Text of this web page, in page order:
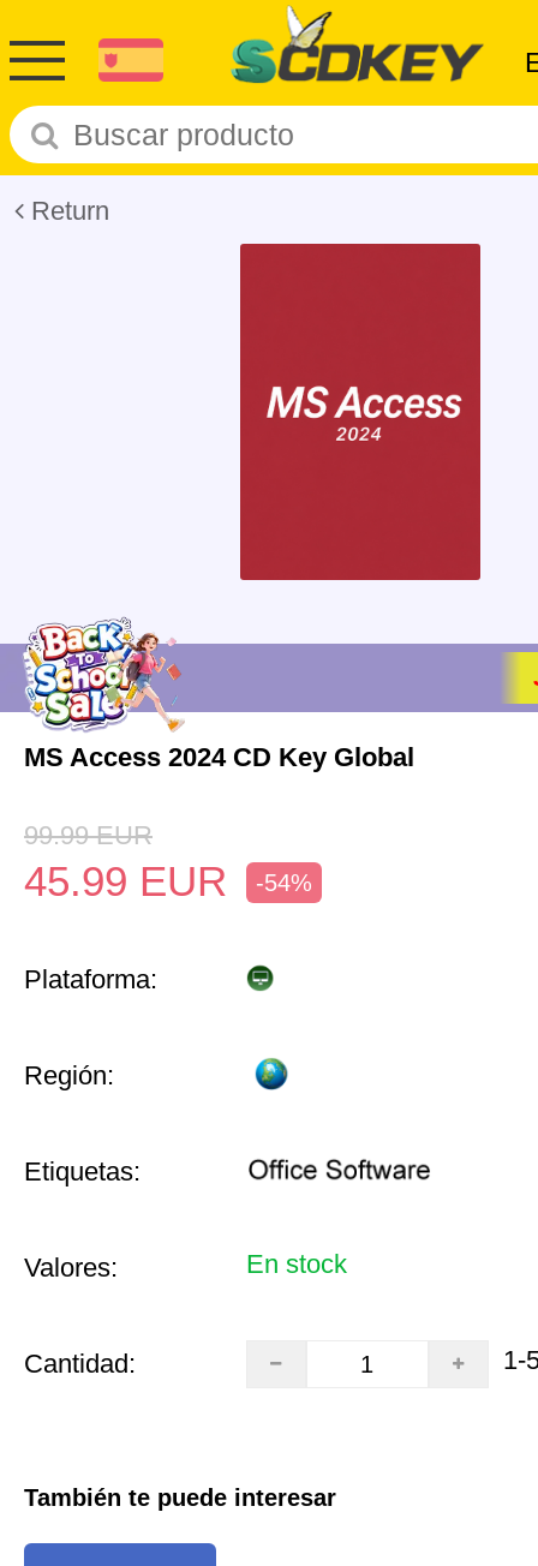
Return
MS Access 2024 CD Key Global
99.99 EUR
45.99 EUR -54%
Plataforma:
Región:
Etiquetas:
Valores: En stock
Cantidad: 1-
También te puede interesar